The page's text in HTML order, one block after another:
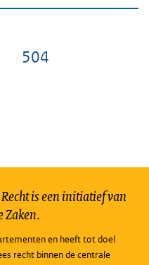
Pagina
504
is een initiatief van
Zaken.
en heeft tot doel
recht binnen de centrale